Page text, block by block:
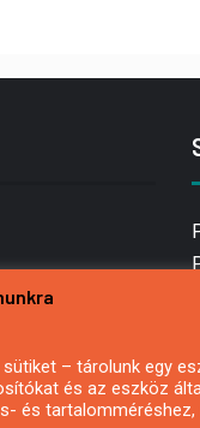
– tárolunk egy
és az eszköz
és